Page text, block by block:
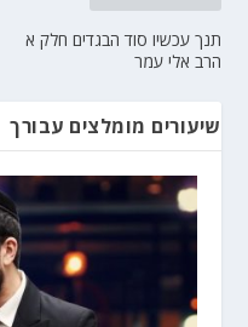
תנך עכשיו סוד הבגדים חלק א
הרב אלי עמר
שיעורים מומלצים עבורך